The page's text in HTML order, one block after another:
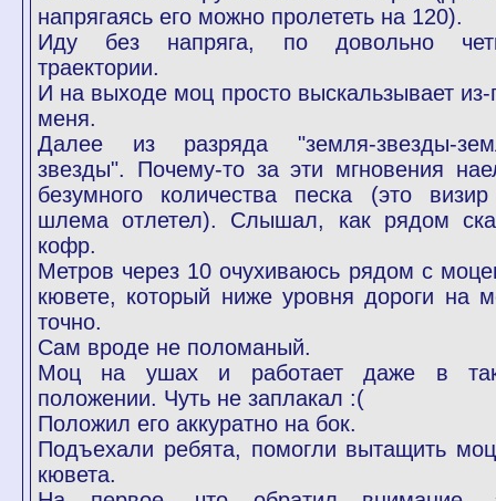
напрягаясь его можно пролететь на 120).
Иду без напряга, по довольно
траектории.
И на выходе моц просто выскальзывает из-
меня.
Далее из разряда "земля-звезды-
звезды". Почему-то за эти мгновения
безумного количества песка (это
шлема отлетел). Слышал, как рядом
кофр.
Метров через 10 очухиваюсь рядом с
кювете, который ниже уровня дороги на
точно.
Сам вроде не поломаный.
Моц на ушах и работает даже в
положении. Чуть не заплакал :(
Положил его аккуратно на бок.
Подъехали ребята, помогли вытащить
кювета.